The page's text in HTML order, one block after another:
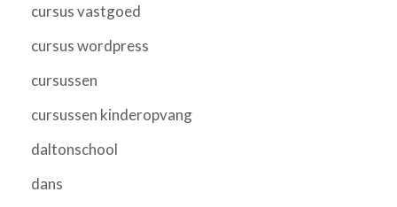
cursus vastgoed
cursus wordpress
cursussen
cursussen kinderopvang
daltonschool
dans